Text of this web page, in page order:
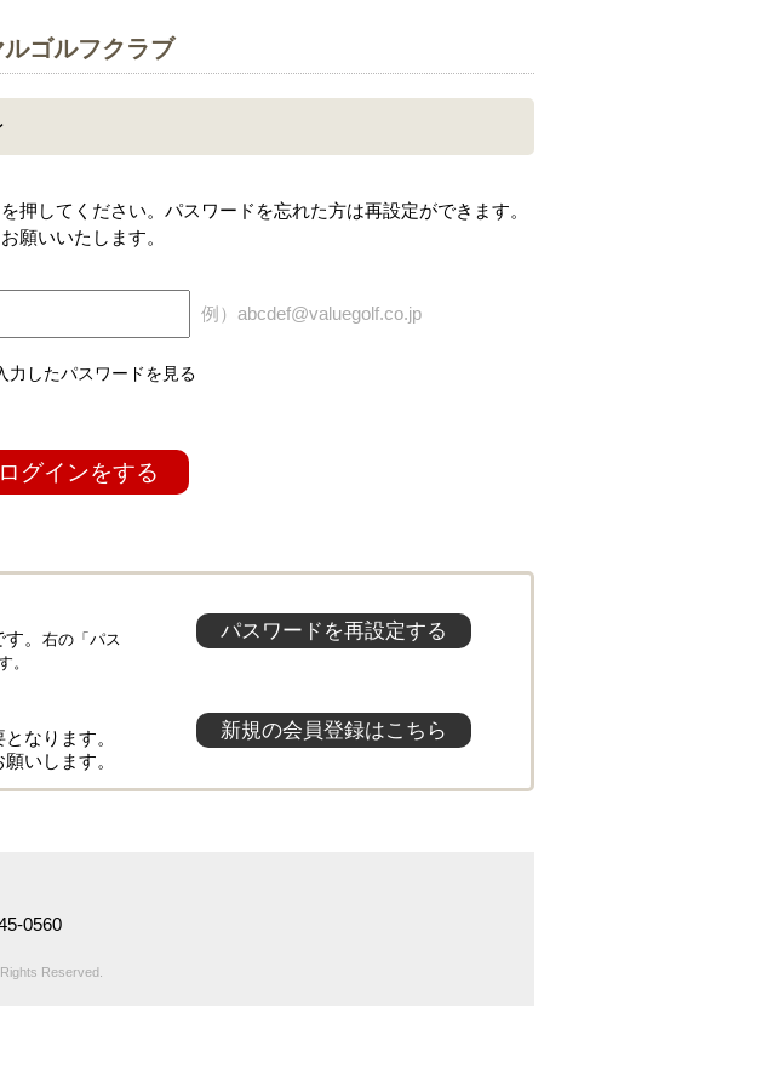
ゴルフクラブ
してください。パスワードを忘れた方は再設定ができます。
願いいたします。
例）abcdef@valuegolf.co.jp
力したパスワードを見る
ログインをする
。 右の「パス
。
パスワードを再設定する
なります。
いします。
新規の会員登録はこちら
0560
Reserved.